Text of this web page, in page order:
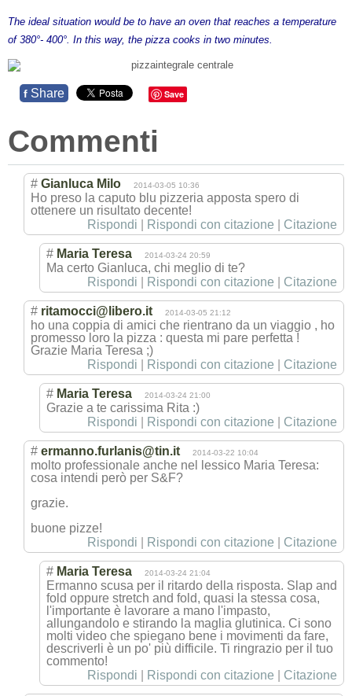
The ideal situation would be to have an oven that reaches a temperature
of 380°- 400°. In this way, the pizza cooks in two minutes.
f Share Save
Commenti
# Gianluca Milo 2014-03-05 10:36
Ho preso la caputo blu pizzeria apposta spero di
ottenere un risultato decente!
Rispondi
Rispondi con citazione Citazione
# Maria Teresa 2014-03-24 20:59
Ma certo Gianluca, chi meglio di te?
Rispondi
Rispondi con citazione Citazione
# ritamocci@libero.it 2014-03-05 21:12
ho una coppia di amici che rientrano da un viaggio , ho
promesso loro la pizza : questa mi pare perfetta !
Grazie Maria Teresa ;)
Rispondi
Rispondi con citazione Citazione
# Maria Teresa 2014-03-24 21:00
Grazie a te carissima Rita :)
Rispondi
Rispondi con citazione Citazione
# ermanno.furlanis@tin.it 2014-03-22 10:04
molto professionale anche nel lessico Maria Teresa:
cosa intendi però per S&F?
grazie.
buone pizze!
Rispondi
Rispondi con citazione Citazione
# Maria Teresa 2014-03-24 21:04
Ermanno scusa per il ritardo della risposta. Slap and
fold oppure stretch and fold, quasi la stessa cosa,
l'importante è lavorare a mano l'impasto,
allungandolo e stirando la maglia glutinica. Ci sono
molti video che spiegano bene i movimenti da fare,
descriverli è un po' più difficile. Ti ringrazio per il tuo
commento!
Rispondi
Rispondi con citazione Citazione